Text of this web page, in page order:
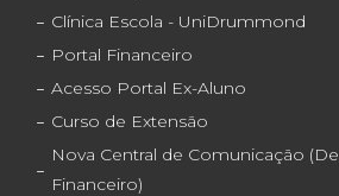
Clínica Escola - UniDrummond
Portal Financeiro
Acesso Portal Ex-Aluno
Curso de Extensão
Nova Central de Comunicação
Financeiro)